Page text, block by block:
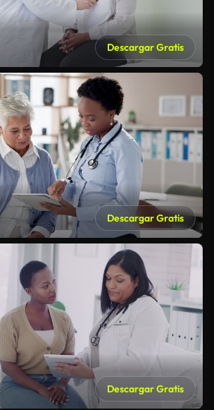
Descargar Gratis
Descargar Gratis
Descargar Gratis